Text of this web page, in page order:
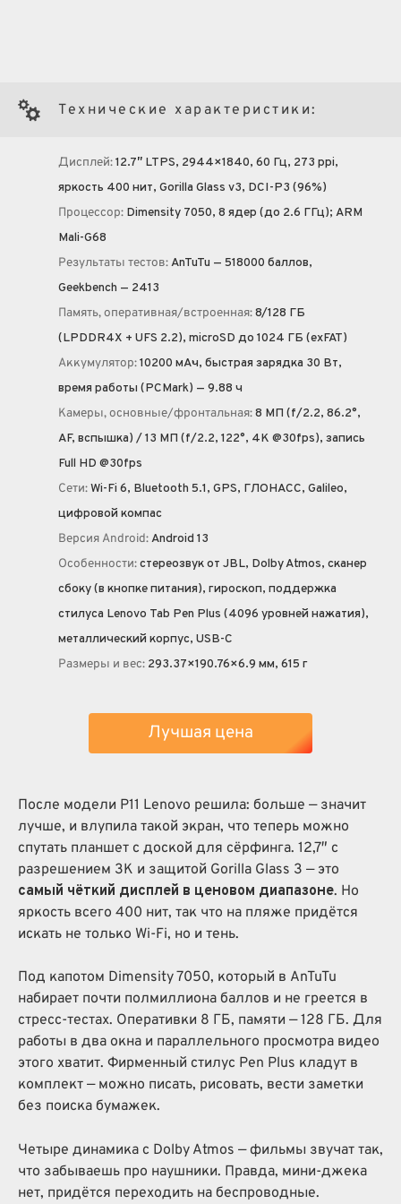
Технические характеристики:
Дисплей:12.7″ LTPS, 2944×1840, 60 Гц, 273 ppi,
яркость 400 нит, Gorilla Glass v3, DCI-P3 (96%)
Процессор: Dimensity 7050, 8 ядер (до 2.6 ГГц); ARM
Mali-G68
Результаты тестов:AnTuTu — 518000 баллов,
Geekbench — 2413
Память, оперативная/встроенная:8/128 ГБ
(LPDDR4X + UFS 2.2), microSD до 1024 ГБ (exFAT)
Аккумулятор:10200 мА·ч, быстрая зарядка 30 Вт,
время работы (PCMark) — 9.88 ч
Камеры, основные/фронтальная:8 МП (f/2.2, 86.2°,
AF, вспышка) / 13 МП (f/2.2, 122°, 4K @30fps), запись
Full HD @30fps
Сети:Wi-Fi 6, Bluetooth 5.1, GPS, ГЛОНАСС, Galileo,
цифровой компас
Версия Android:Android 13
Особенности:стереозвук от JBL, Dolby Atmos, сканер
сбоку (в кнопке питания), гироскоп, поддержка
стилуса Lenovo Tab Pen Plus (4096 уровней нажатия),
металлический корпус, USB-C
Размеры и вес: 293.37×190.76×6.9 мм, 615 г
Лучшая цена
После модели P11 Lenovo решила: больше — значит
лучше, и влупила такой экран, что теперь можно
спутать планшет с доской для сёрфинга. 12,7″ с
разрешением 3К и защитой Gorilla Glass 3 — это
самый чёткий дисплей в ценовом диапазоне. Но
яркость всего 400 нит, так что на пляже придётся
искать не только Wi-Fi, но и тень.
Под капотом Dimensity 7050, который в AnTuTu
набирает почти полмиллиона баллов и не греется в
стресс-тестах. Оперативки 8 ГБ, памяти — 128 ГБ. Для
работы в два окна и параллельного просмотра видео
этого хватит. Фирменный стилус Pen Plus кладут в
комплект — можно писать, рисовать, вести заметки
без поиска бумажек.
Четыре динамика с Dolby Atmos — фильмы звучат так,
что забываешь про наушники. Правда, мини-джека
нет, придётся переходить на беспроводные.